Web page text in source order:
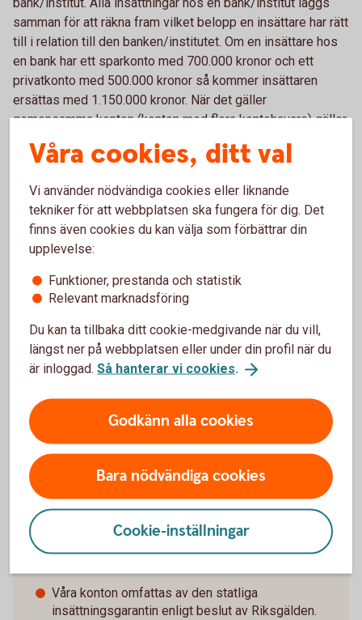
samman för att räkna fram vilket belopp en insättare har rätt
till i relation till den banken/institutet. Om en insättare hos
en bank har ett sparkonto med 700.000 kronor och ett
privatkonto med 500.000 kronor så kommer insättaren
ersättas med 1.150.000 kronor. När det gäller
gemensamma konton (konton med flera kontohavare) gäller
dock maxvärdet på 1.150.000 kronor för varje insättare.
kronor på ett inlåningskonto i en bank/institut, ha rätt till ett
tilläggsbelopp ur den statliga insättningsgarantin. Lagen
anger att en insättare kan ha rätt till ett tilläggsbelopp på
upp till 5 miljoner kronor för insättningar som är kopplade
till vissa i lagen angivna livshändelser, exempelvis
försäljning av privatbostad, försäkringsutbetalning,
invaliditet eller dödsfall. När det gäller tilläggsbeloppet
gäller vissa särskilda regler. Det krävs exempelvis att
insättningen ska ha gjorts inom de senaste 12 månaderna
själv skicka in en ansökan till Riksgälden och visa att
insättningarna avser medel som kan ge rätt till
tilläggsbelopp. En sådan ansökan kan skickas in till
Riksgälden först efter att ett ersättningsfall har inträffat.
Snabbfakta
Våra konton omfattas av den statliga
insättningsgarantin enligt beslut av Riksgälden.
Våra cookies, ditt val
Vi använder nödvändiga cookies eller liknande
tekniker för att webbplatsen ska fungera för dig. Det
finns även cookies du kan välja som förbättrar din
upplevelse:
Funktioner, prestanda och statistik
Relevant marknadsföring
Du kan ta tillbaka ditt cookie-medgivande när du vill,
längst ner på webbplatsen eller under din profil när du
är inloggad. Så hanterar vi cookies.
Godkänn alla cookies
Bara nödvändiga cookies
Cookie-inställningar